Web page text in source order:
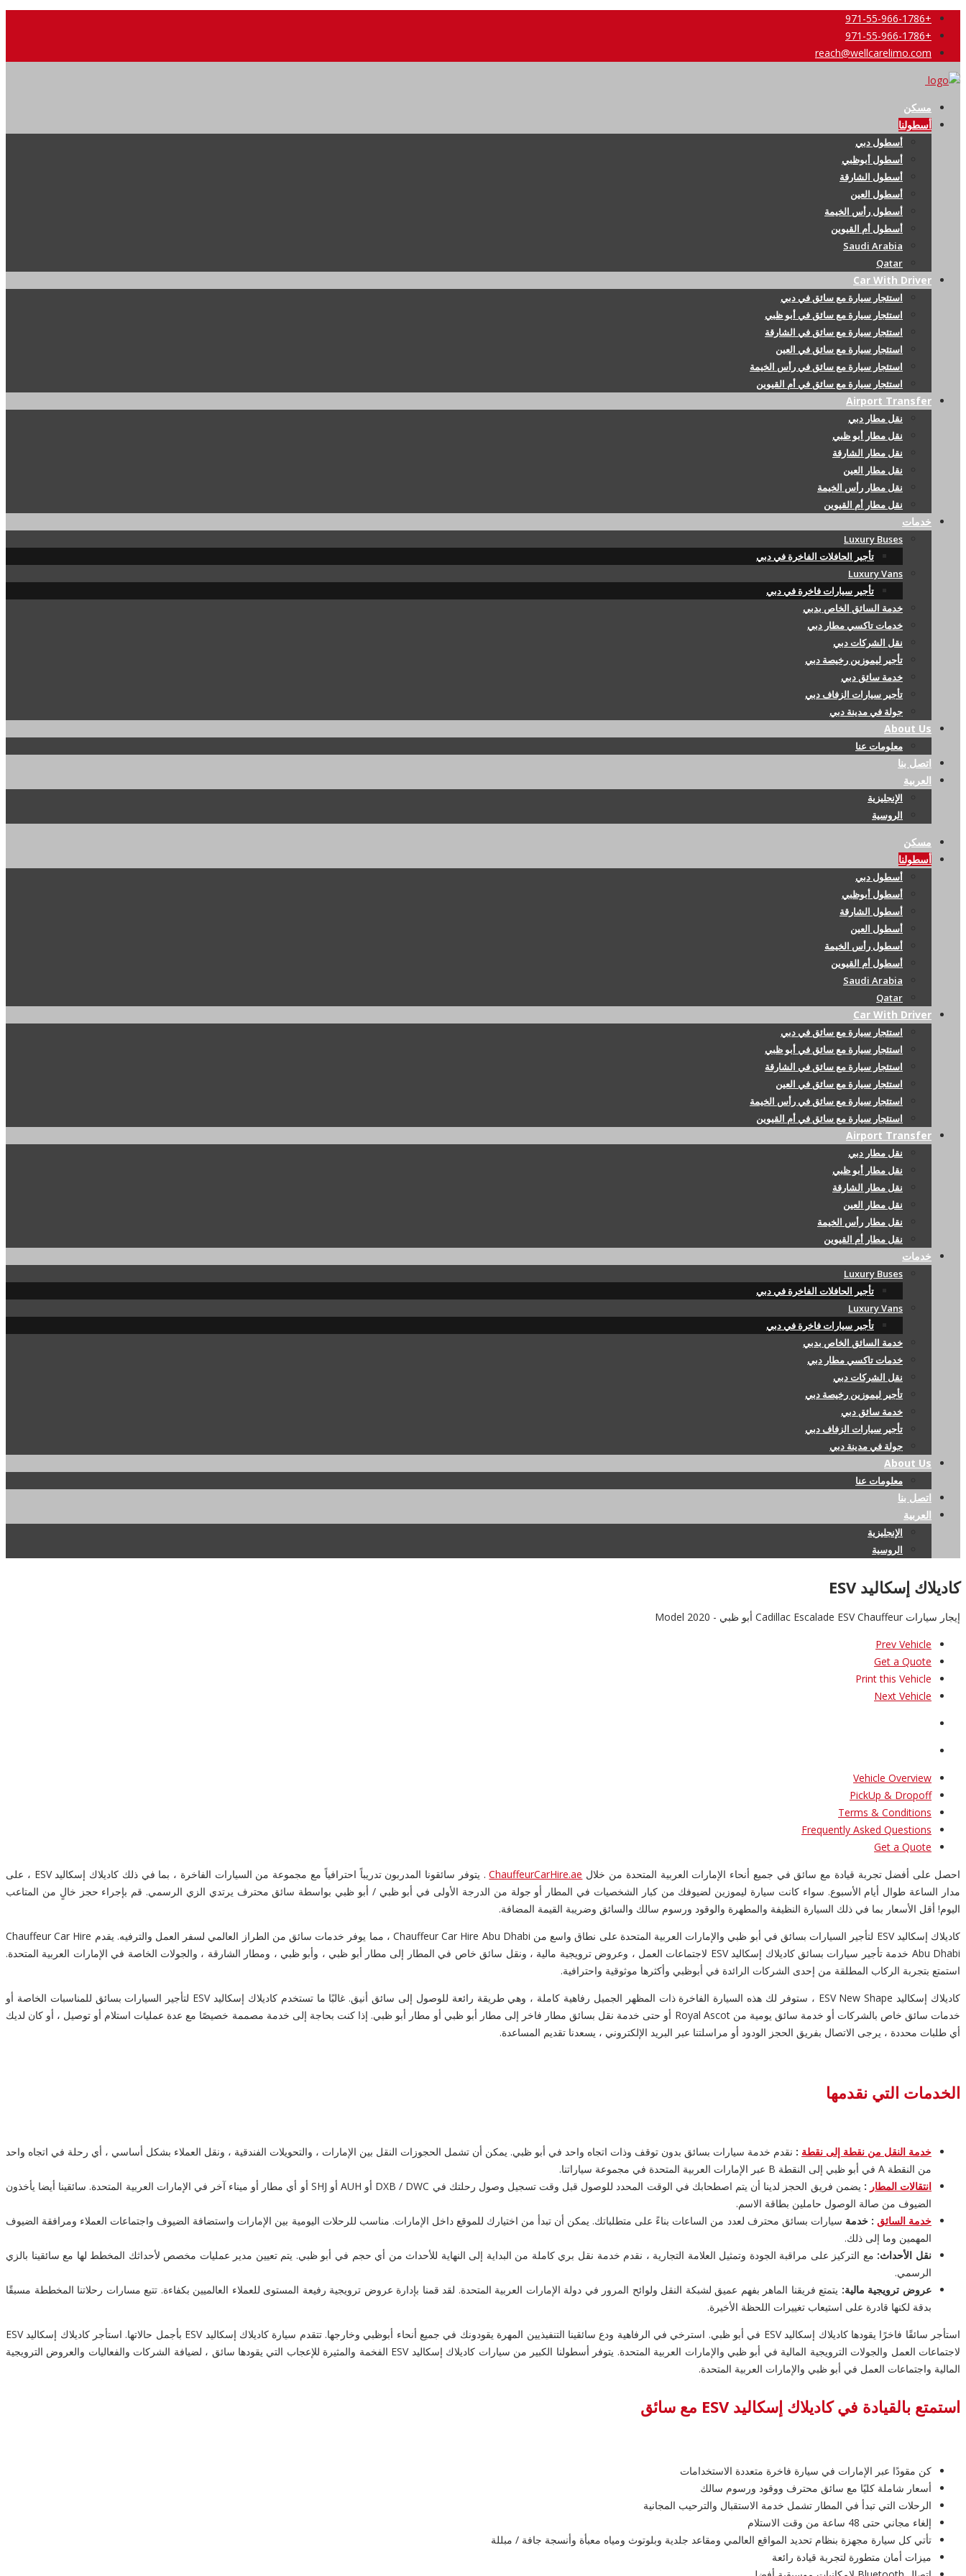
+971-55-966-1786
+971-55-966-1786
reach@wellcarelimo.com
مسكن
أسطولنا
أسطول دبي
أسطول أبوظبي
أسطول الشارقة
أسطول العين
أسطول رأس الخيمة
أسطول أم القيوين
Saudi Arabia
Qatar
Car With Driver
استئجار سيارة مع سائق في دبي
استئجار سيارة مع سائق في أبو ظبي
استئجار سيارة مع سائق في الشارقة
استئجار سيارة مع سائق في العين
استئجار سيارة مع سائق في رأس الخيمة
استئجار سيارة مع سائق في أم القيوين
Airport Transfer
نقل مطار دبي
نقل مطار أبو ظبي
نقل مطار الشارقة
نقل مطار العين
نقل مطار رأس الخيمة
نقل مطار أم القيوين
خدمات
Luxury Buses
تأجير الحافلات الفاخرة في دبي
Luxury Vans
تأجير سيارات فاخرة في دبي
خدمة السائق الخاص بدبي
خدمات تاكسي مطار دبي
نقل الشركات دبي
تأجير ليموزين رخيصة دبي
خدمة سائق دبي
تأجير سيارات الزفاف دبي
جولة في مدينة دبي
About Us
معلومات عنا
اتصل بنا
العربية
الإنجليزية
الروسية
مسكن
أسطولنا
أسطول دبي
أسطول أبوظبي
أسطول الشارقة
أسطول العين
أسطول رأس الخيمة
أسطول أم القيوين
Saudi Arabia
Qatar
Car With Driver
استئجار سيارة مع سائق في دبي
استئجار سيارة مع سائق في أبو ظبي
استئجار سيارة مع سائق في الشارقة
استئجار سيارة مع سائق في العين
استئجار سيارة مع سائق في رأس الخيمة
استئجار سيارة مع سائق في أم القيوين
Airport Transfer
نقل مطار دبي
نقل مطار أبو ظبي
نقل مطار الشارقة
نقل مطار العين
نقل مطار رأس الخيمة
نقل مطار أم القيوين
خدمات
Luxury Buses
تأجير الحافلات الفاخرة في دبي
Luxury Vans
تأجير سيارات فاخرة في دبي
خدمة السائق الخاص بدبي
خدمات تاكسي مطار دبي
نقل الشركات دبي
تأجير ليموزين رخيصة دبي
خدمة سائق دبي
تأجير سيارات الزفاف دبي
جولة في مدينة دبي
About Us
معلومات عنا
اتصل بنا
العربية
الإنجليزية
الروسية
كاديلاك إسكاليد ESV
إيجار سيارات Cadillac Escalade ESV Chauffeur أبو ظبي - 2020 Model
Prev Vehicle
Get a Quote
Print this Vehicle
Next Vehicle
Vehicle Overview
PickUp & Dropoff
Terms & Conditions
Frequently Asked Questions
Get a Quote
احصل على أفضل تجربة قيادة مع سائق في جميع أنحاء الإمارات العربية المتحدة من خلال ChauffeurCarHire.ae
. يتوفر سائقونا المدربون تدريباً احترافياً مع مجموعة من السيارات الفاخرة ، بما في ذلك كاديلاك إسكاليد ESV ، على
مدار الساعة طوال أيام الأسبوع. سواء كانت سيارة ليموزين لضيوفك من كبار الشخصيات في المطار أو جولة من الدرجة الأولى في أبو ظبي / أبو ظبي بواسطة سائق محترف يرتدي الزي الرسمي. قم بإجراء حجز خالٍ من المتاعب
اليوم! أقل الأسعار بما في ذلك السيارة النظيفة والمطهرة والوقود ورسوم سالك والسائق وضريبة القيمة المضافة.
كاديلاك إسكاليد ESV لتأجير السيارات بسائق في أبو ظبي والإمارات العربية المتحدة على نطاق واسع من Chauffeur Car Hire Abu Dhabi ، مما يوفر خدمات سائق من الطراز العالمي لسفر العمل والترفيه. يقدم Chauffeur Car Hire
Abu Dhabi خدمة تأجير سيارات بسائق كاديلاك إسكاليد ESV لاجتماعات العمل ، وعروض ترويجية مالية ، ونقل سائق خاص في المطار إلى مطار أبو ظبي ، وأبو ظبي ، ومطار الشارقة ، والجولات الخاصة في الإمارات العربية المتحدة.
استمتع بتجربة الركاب المطلقة من إحدى الشركات الرائدة في أبوظبي وأكثرها موثوقية واحترافية.
كاديلاك إسكاليد ESV New Shape ، ستوفر لك هذه السيارة الفاخرة ذات المظهر الجميل رفاهية كاملة ، وهي طريقة رائعة للوصول إلى سائق أنيق. غالبًا ما تستخدم كاديلاك إسكاليد ESV لتأجير السيارات بسائق للمناسبات الخاصة أو
خدمات سائق خاص بالشركات أو خدمة سائق يومية من Royal Ascot أو حتى خدمة نقل بسائق مطار فاخر إلى مطار أبو ظبي أو مطار أبو ظبي. إذا كنت بحاجة إلى خدمة مصممة خصيصًا مع عدة عمليات استلام أو توصيل ، أو كان لديك
أي طلبات محددة ، يرجى الاتصال بفريق الحجز الودود أو مراسلتنا عبر البريد الإلكتروني ، يسعدنا تقديم المساعدة.
الخدمات التي نقدمها
خدمة النقل من نقطة إلى نقطة : نقدم خدمة سيارات بسائق بدون توقف وذات اتجاه واحد في أبو ظبي. يمكن أن تشمل الحجوزات النقل بين الإمارات ، والتحويلات الفندقية ، ونقل العملاء بشكل أساسي ، أي رحلة في اتجاه واحد
من النقطة A في أبو ظبي إلى النقطة B عبر الإمارات العربية المتحدة في مجموعة سياراتنا.
انتقالات المطار :
يضمن فريق الحجز لدينا أن يتم اصطحابك في الوقت المحدد للوصول قبل وقت تسجيل وصول رحلتك في DXB / DWC أو AUH أو SHJ أو أي مطار أو ميناء آخر في الإمارات العربية المتحدة. سائقينا أيضا يأخذون
الضيوف من صالة الوصول حاملين بطاقة الاسم.
خدمة السائق : خدمة سيارات بسائق محترف لعدد من الساعات بناءً على متطلباتك. يمكن أن تبدأ من اختيارك للموقع داخل الإمارات. مناسب للرحلات اليومية بين الإمارات واستضافة الضيوف واجتماعات العملاء ومرافقة الضيوف
المهمين وما إلى ذلك.
نقل الأحداث: مع التركيز على مراقبة الجودة وتمثيل العلامة التجارية ، نقدم خدمة نقل بري كاملة من البداية إلى النهاية للأحداث من أي حجم في أبو ظبي. يتم تعيين مدير عمليات مخصص لأحداثك المخطط لها مع سائقينا بالزي
الرسمي.
عروض ترويجية مالية: يتمتع فريقنا الماهر بفهم عميق لشبكة النقل ولوائح المرور في دولة الإمارات العربية المتحدة. لقد قمنا بإدارة عروض ترويجية رفيعة المستوى للعملاء العالميين بكفاءة. تتبع مسارات رحلاتنا المخططة مسبقًا
بدقة لكنها قادرة على استيعاب تغييرات اللحظة الأخيرة.
استأجر سائقًا فاخرًا يقودها كاديلاك إسكاليد ESV في أبو ظبي. استرخي في الرفاهية ودع سائقينا التنفيذيين المهرة يقودونك في جميع أنحاء أبوظبي وخارجها. تتقدم سيارة كاديلاك إسكاليد ESV بأجمل حالاتها. استأجر كاديلاك إسكاليد ESV
لاجتماعات العمل والجولات الترويجية المالية في أبو ظبي والإمارات العربية المتحدة. يتوفر أسطولنا الكبير من سيارات كاديلاك إسكاليد ESV الفخمة والمثيرة للإعجاب التي يقودها سائق ، لضيافة الشركات والفعاليات والعروض الترويجية
المالية واجتماعات العمل في أبو ظبي والإمارات العربية المتحدة.
استمتع بالقيادة في كاديلاك إسكاليد ESV مع سائق
كن مقودًا عبر الإمارات في سيارة فاخرة متعددة الاستخدامات
أسعار شاملة كليًا مع سائق محترف ووقود ورسوم سالك
الرحلات التي تبدأ في المطار تشمل خدمة الاستقبال والترحيب المجانية
إلغاء مجاني حتى 48 ساعة من وقت الاستلام
تأتي كل سيارة مجهزة بنظام تحديد المواقع العالمي ومقاعد جلدية وبلوتوث ومياه معبأة وأنسجة جافة / مبللة
ميزات أمان متطورة لتجربة قيادة رائعة